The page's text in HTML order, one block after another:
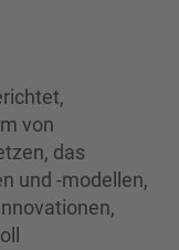
von
das
und -modellen,